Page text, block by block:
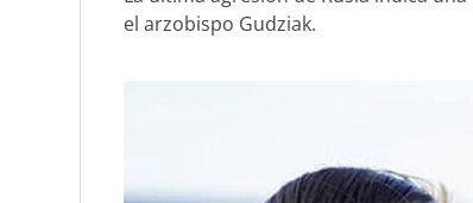
el arzobispo Gudziak.